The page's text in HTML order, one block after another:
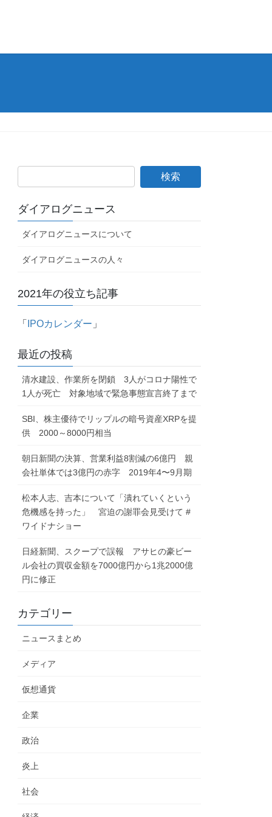
ダイアログニュース
ダイアログニュースについて
ダイアログニュースの人々
2021年の役立ち記事
「 IPOカレンダー 」
最近の投稿
清水建設、作業所を閉鎖 3人がコロナ陽性で
1人が死亡 対象地域で緊急事態宣言終了まで
SBI、株主優待でリップルの暗号資産XRPを提
供 2000～8000円相当
朝日新聞の決算、営業利益8割減の6億円 親
会社単体では3億円の赤字 2019年4〜9月期
松本人志、吉本について「潰れていくという
危機感を持った」 宮迫の謝罪会見受けて #
ワイドナショー
日経新聞、スクープで誤報 アサヒの豪ビー
ル会社の買収金額を7000億円から1兆2000億
円に修正
カテゴリー
ニュースまとめ
メディア
仮想通貨
企業
政治
炎上
社会